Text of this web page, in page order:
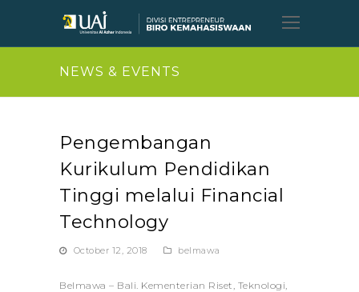
Open
Mobile
NEWS & EVENTS
Pengembangan
Kurikulum Pendidikan
Tinggi melalui Financial
Technology
October 12, 2018 belmawa
Belmawa – Bali. Kementerian Riset, Teknologi,